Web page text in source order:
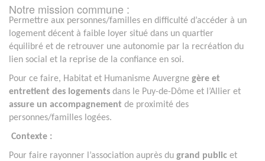
Notre mission commune :
Permettre aux personnes/familles en difficulté d’accéder à un
logement décent à faible loyer situé dans un quartier
équilibré et de retrouver une autonomie par la recréation du
lien social et la reprise de la confiance en soi.
Pour ce faire, Habitat et Humanisme Auvergne gère et
entretient des logements dans le Puy-de-Dôme et l’Allier et
assure un accompagnement de proximité des
personnes/familles logées.
Contexte :
Pour faire rayonner l’association auprès du grand public et